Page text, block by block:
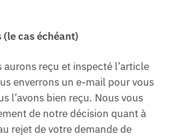
(le cas échéant)
aurons reçu et inspecté l’article
enverrons un e-mail pour vous
l’avons bien reçu. Nous vous
de notre décision quant à
rejet de votre demande de